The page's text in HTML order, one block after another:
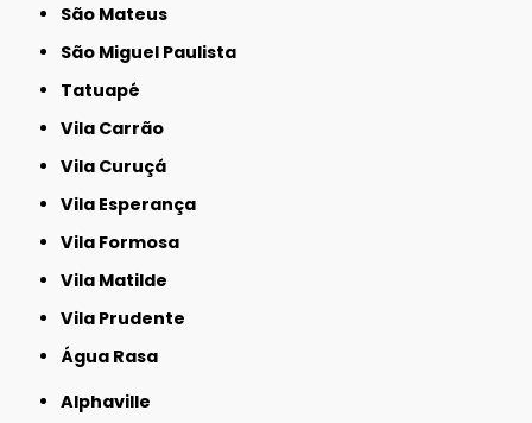
São Mateus
São Miguel Paulista
Tatuapé
Vila Carrão
Vila Curuçá
Vila Esperança
Vila Formosa
Vila Matilde
Vila Prudente
Água Rasa
Alphaville